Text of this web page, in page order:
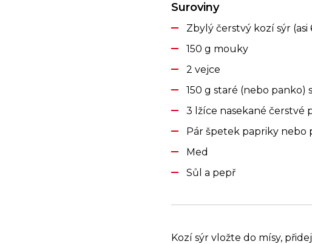
Suroviny
Zbylý čerstvý kozí sýr (asi
150 g mouky
2 vejce
150 g staré (nebo panko)
3 lžíce nasekané čerstvé
Pár špetek papriky nebo
Med
Sůl a pepř
Kozí sýr vložte do mísy,